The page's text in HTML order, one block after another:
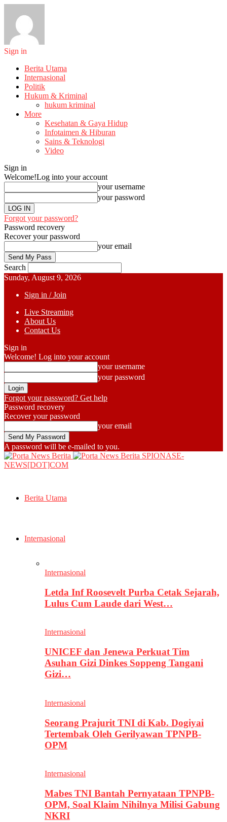
Sign in
Berita Utama
Internasional
Politik
Hukum & Kriminal
hukum kriminal
More
Kesehatan & Gaya Hidup
Infotaimen & Hiburan
Sains & Teknologi
Video
Sign in
Welcome!Log into your account
your username
your password
Forgot your password?
Password recovery
Recover your password
your email
Search
Sunday, August 9, 2026
Sign in / Join
Live Streaming
About Us
Contact Us
Sign in
Welcome! Log into your account
your username
your password
Forgot your password? Get help
Password recovery
Recover your password
your email
A password will be e-mailed to you.
SPIONASE-
NEWS[DOT]COM
Berita Utama
Internasional
Internasional
Letda Inf Roosevelt Purba Cetak Sejarah,
Lulus Cum Laude dari West…
Internasional
UNICEF dan Jenewa Perkuat Tim
Asuhan Gizi Dinkes Soppeng Tangani
Gizi…
Internasional
Seorang Prajurit TNI di Kab. Dogiyai
Tertembak Oleh Gerilyawan TPNPB-
OPM
Internasional
Mabes TNI Bantah Pernyataan TPNPB-
OPM, Soal Klaim Nihilnya Milisi Gabung
NKRI